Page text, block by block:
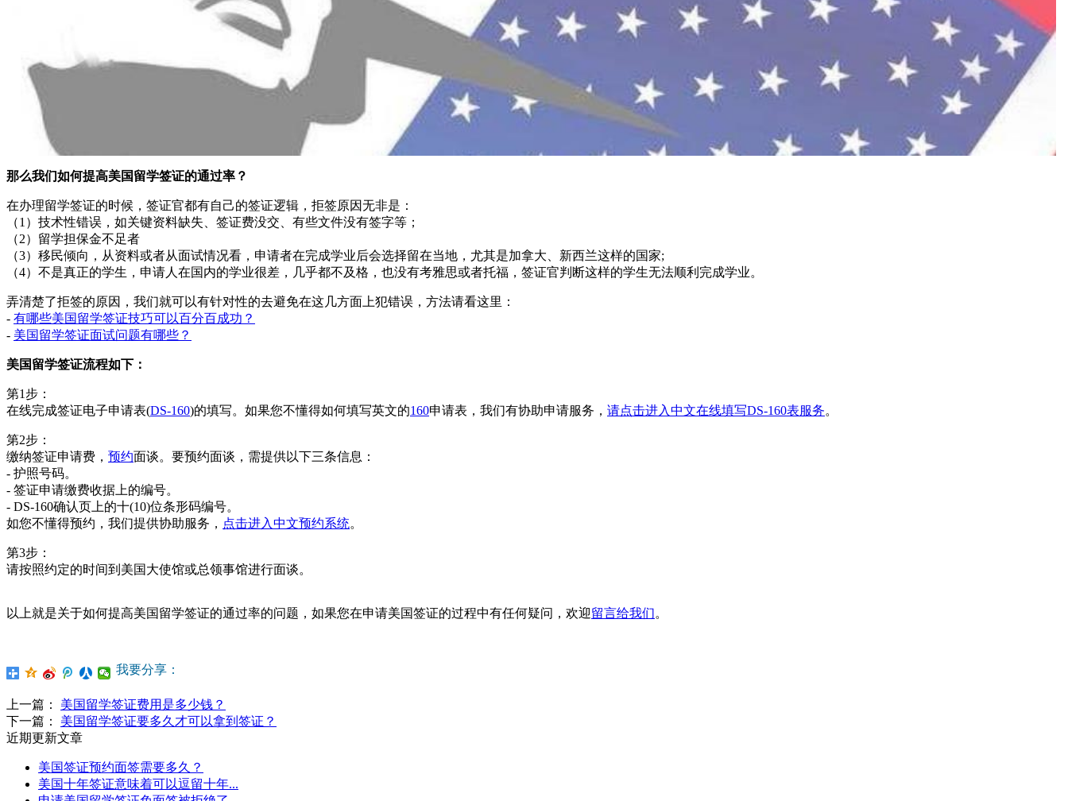
那么我们如何提高美国留学签证的通过率？
在办理留学签证的时候，签证官都有自己的签证逻辑，拒签原因无非是：
（1）技术性错误，如关键资料缺失、签证费没交、有些文件没有签字等；
（2）留学担保金不足者
（3）移民倾向，从资料或者从面试情况看，申请者在完成学业后会选择留在当地，尤其是加拿大、新西兰这样的国家;
（4）不是真正的学生，申请人在国内的学业很差，几乎都不及格，也没有考雅思或者托福，签证官判断这样的学生无法顺利完成学业。
弄清楚了拒签的原因，我们就可以有针对性的去避免在这几方面上犯错误，方法请看这里：
- 有哪些美国留学签证技巧可以百分百成功？
- 美国留学签证面试问题有哪些？
美国留学签证流程如下：
第1步：
在线完成签证电子申请表(DS-160)的填写。如果您不懂得如何填写英文的160申请表，我们有协助申请服务， 请点击进入中文在线填写DS-160表服务。
第2步：
缴纳签证申请费， 预约面谈。要预约面谈，需提供以下三条信息：
- 护照号码。
- 签证申请缴费收据上的编号。
- DS-160确认页上的十(10)位条形码编号。
如您不懂得预约，我们提供协助服务， 点击进入中文预约系统。
第3步：
请按照约定的时间到美国大使馆或总领事馆进行面谈。
以上就是关于如何提高美国留学签证的通过率的问题，如果您在申请美国签证的过程中有任何疑问，欢迎留言给我们。
我要分享：
上一篇： 美国留学签证费用是多少钱？
下一篇： 美国留学签证要多久才可以拿到签证？
近期更新文章
美国签证预约面签需要多久？
美国十年签证意味着可以逗留十年...